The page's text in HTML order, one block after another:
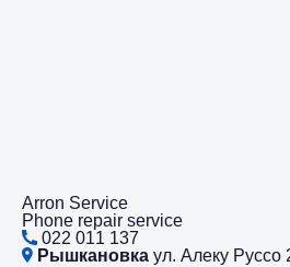
Arron Service
Phone repair service
022 011 137
Рышкановка ул. Алеку Руссо